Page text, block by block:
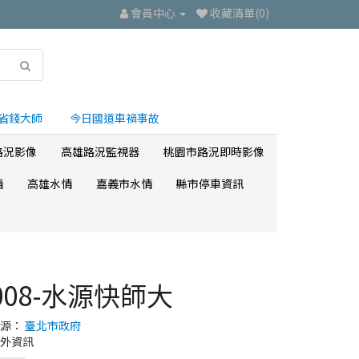
會員中心 收藏清單(0)
錢大師 今日國道車禍事故
影像 高雄路況監視器
桃園市路況即時影像
高雄水情 嘉義市水情 縣市停車資訊
水源快師大
： 臺北市政府
資訊